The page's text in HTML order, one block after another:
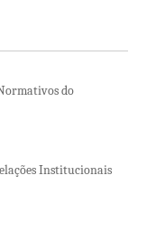
do
Institucionais